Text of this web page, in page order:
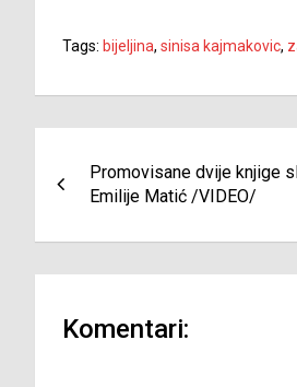
Tags: bijeljina, sinisa kajmakovic,
članaka
Promovisane dvije knjige
Emilije Matić /VIDEO/
Komentari: